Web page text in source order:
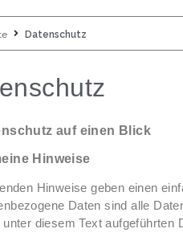
Datenschutz
auf einen Blick
Hinweise
Hinweise geben einen
Daten sind alle
unter diesem Text aufgeführten